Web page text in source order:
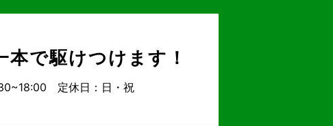
本で駆けつけます！
定休日：日・祝